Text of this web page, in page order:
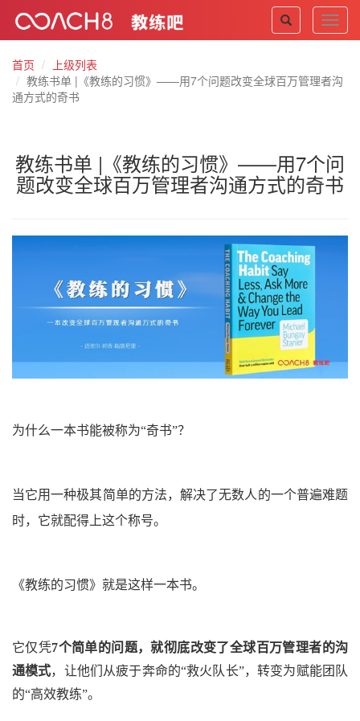
首页
上级列表
教练书单 |《教练的习惯》——用7个问题改变全球百万管理者沟
通方式的奇书
教练书单 |《教练的习惯》——用7个问
题改变全球百万管理者沟通方式的奇书
为什么一本书能被称为“奇书”？
当它用一种极其简单的方法，解决了无数人的一个普遍难题
时，它就配得上这个称号。
《教练的习惯》就是这样一本书。
它仅凭7个简单的问题，就彻底改变了全球百万管理者的沟
通模式，让他们从疲于奔命的“救火队长”，转变为赋能团队
的“高效教练”。